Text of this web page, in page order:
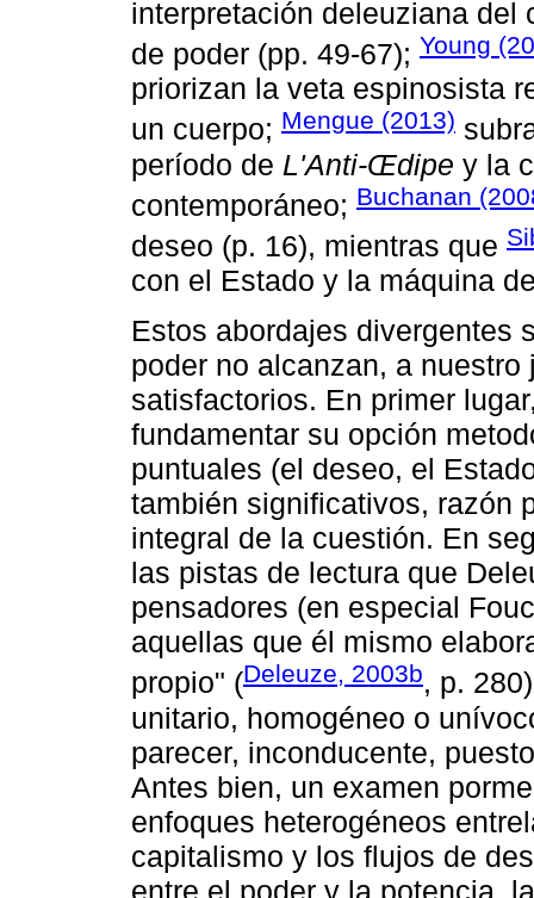
interpretación deleuziana del
de poder (pp. 49-67); Young
priorizan la veta espinosista
un cuerpo; Mengue (2013)
período de L'Anti-Œdipe y la
contemporáneo; Buchanan
deseo (p. 16), mientras que
con el Estado y la máquina
Estos abordajes divergentes
poder no alcanzan, a
satisfactorios. En primer
fundamentar su opción
puntuales (el deseo, el
también significativos, razón
integral de la cuestión. En
las pistas de lectura que
pensadores (en especial
aquellas que él mismo
propio" (Deleuze, 2003b, p.
unitario, homogéneo o
parecer, inconducente,
Antes bien, un examen
enfoques heterogéneos
capitalismo y los flujos de
entre el poder y la potencia,